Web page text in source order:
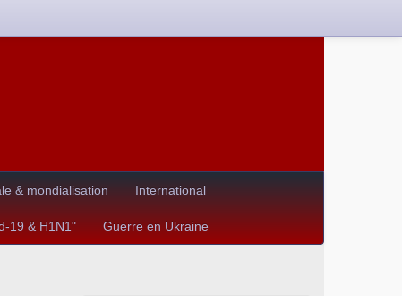
& mondialisation International
19 & H1N1" Guerre en Ukraine